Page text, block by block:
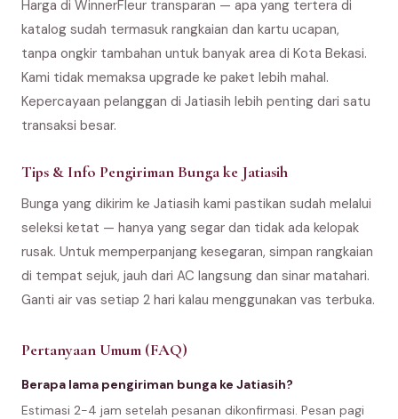
Harga di WinnerFleur transparan — apa yang tertera di
katalog sudah termasuk rangkaian dan kartu ucapan,
tanpa ongkir tambahan untuk banyak area di Kota Bekasi.
Kami tidak memaksa upgrade ke paket lebih mahal.
Kepercayaan pelanggan di Jatiasih lebih penting dari satu
transaksi besar.
Tips & Info Pengiriman Bunga ke Jatiasih
Bunga yang dikirim ke Jatiasih kami pastikan sudah melalui
seleksi ketat — hanya yang segar dan tidak ada kelopak
rusak. Untuk memperpanjang kesegaran, simpan rangkaian
di tempat sejuk, jauh dari AC langsung dan sinar matahari.
Ganti air vas setiap 2 hari kalau menggunakan vas terbuka.
Pertanyaan Umum (FAQ)
Berapa lama pengiriman bunga ke Jatiasih?
Estimasi 2-4 jam setelah pesanan dikonfirmasi. Pesan pagi